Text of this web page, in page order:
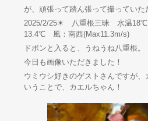
が、頑張って踏ん張って撮っていた
2025/2/25☀ 八重根三昧 水温
13.4℃ 風：南西(Max11.3m/s)
ドボンと入ると、うねうね八重根。
今日も画像いただきました！
ウミウシ好きのゲストさんですが、
いうことで、カエルちゃん！